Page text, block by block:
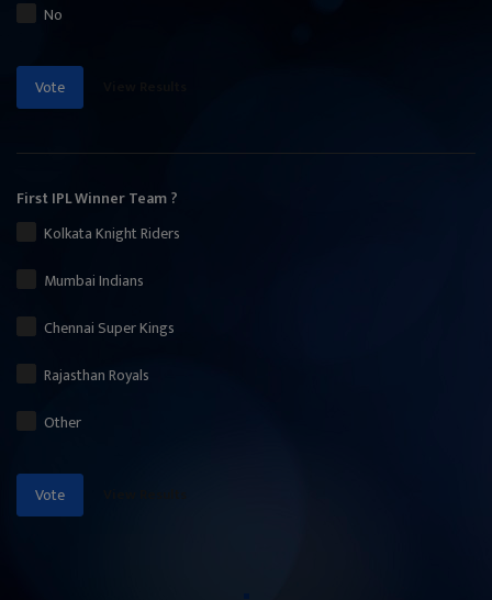
No
Vote
First IPL Winner Team ?
Kolkata Knight Riders
Mumbai Indians
Chennai Super Kings
Rajasthan Royals
Other
Vote